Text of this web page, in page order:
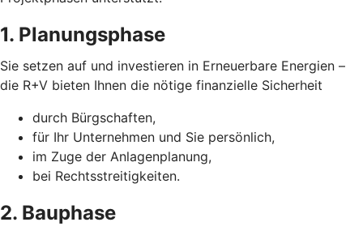
1. Planungsphase
Sie setzen auf und investieren in Erneuerbare Energien –
die R+V bieten Ihnen die nötige finanzielle Sicherheit
durch Bürgschaften,
für Ihr Unternehmen und Sie persönlich,
im Zuge der Anlagenplanung,
bei Rechtsstreitigkeiten.
2. Bauphase